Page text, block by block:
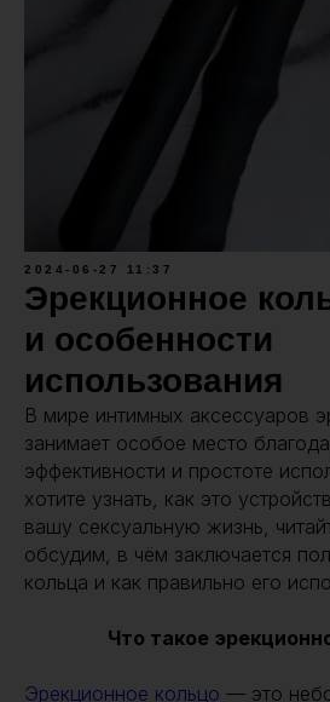
2024-06-27 11:37
Эрекционное
и особенности
использования
В мире интимных аксессуаров
занимает особое место
эффективности и простоте
хотите узнать, как это
вашу сексуальную жизнь,
обсудим, в чём заключается
кольца и как правильно его
Что такое
Эрекционное кольцо — это